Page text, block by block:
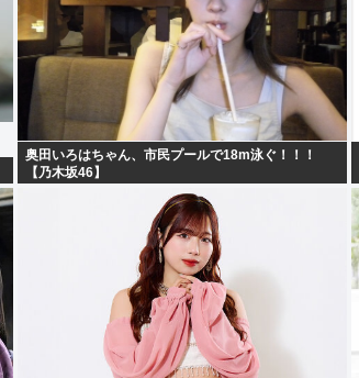
奥田いろはちゃん、市民プールで18m泳ぐ！！！
【乃木坂46】